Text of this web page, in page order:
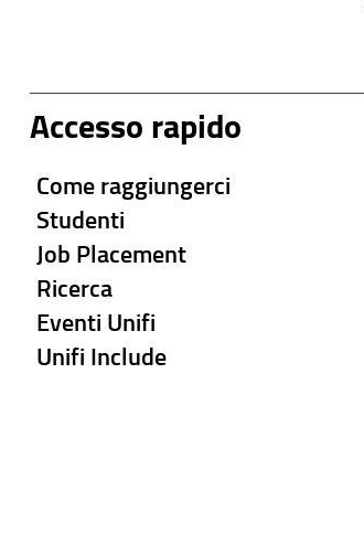
Accesso rapido
Come raggiungerci
Studenti
Job Placement
Ricerca
Eventi Unifi
Unifi Include